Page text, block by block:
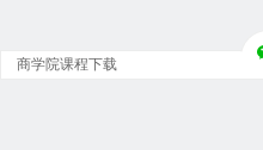
商学院课程下载